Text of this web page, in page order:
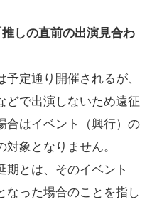
しの直前の出演見合わ
定通り開催されるが、
どで出演しないため遠征
合はイベント（興行）の
象となりません。
期とは、そのイベント
なった場合のことを指し